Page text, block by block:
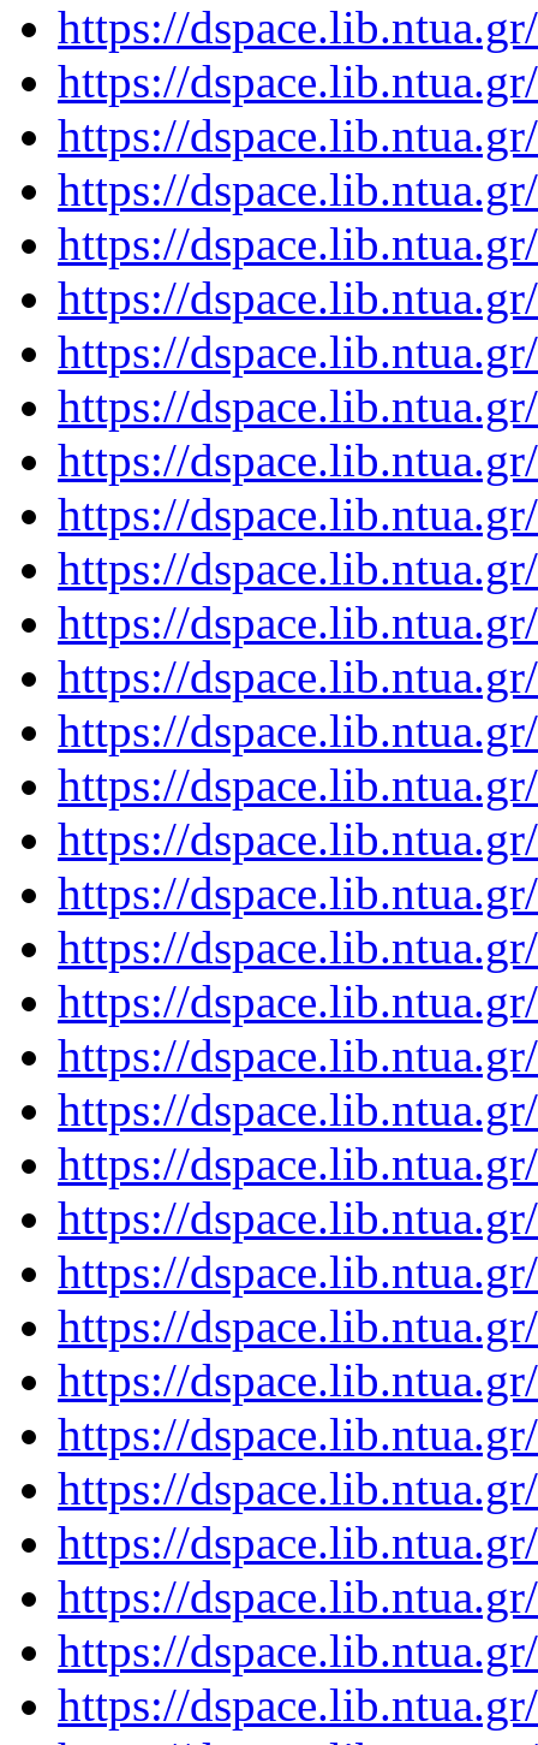
https://
https://
https://
https://
https://
https://
https://
https://
https://
https://
https://
https://
https://
https://
https://
https://
https://
https://
https://
https://
https://
https://
https://
https://
https://
https://
https://
https://
https://
https://
https://
https://